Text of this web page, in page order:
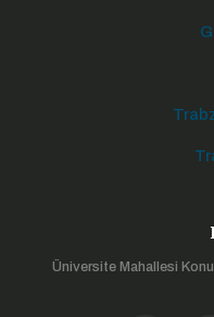
Üniversite Mahallesi